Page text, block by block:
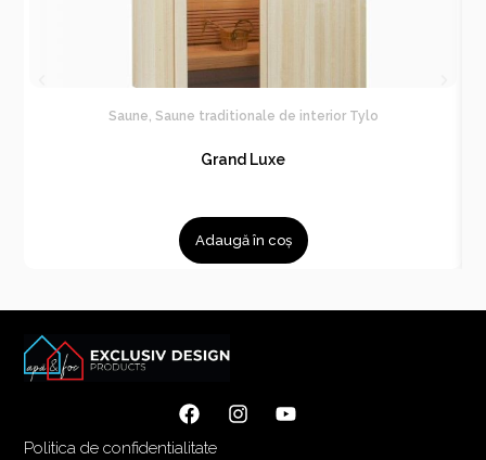
Saune Saune traditionale de interior Tylo
Grand Luxe
Adaugă în coș
Politica de confidentialitate